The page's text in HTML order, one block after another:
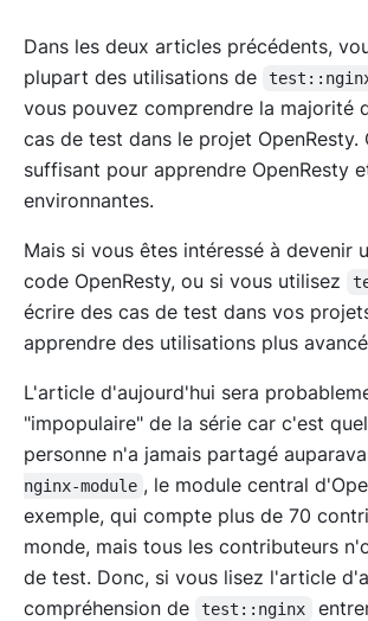
Dans les deux articles précédents,
plupart des utilisations de
vous pouvez comprendre la majorité
cas de test dans le projet OpenResty.
suffisant pour apprendre OpenResty
environnantes.
Mais si vous êtes intéressé à devenir
code OpenResty, ou si vous utilisez
écrire des cas de test dans vos
apprendre des utilisations plus
L'article d'aujourd'hui sera
"impopulaire" de la série car c'est
personne n'a jamais partagé
nginx-module , le module central
exemple, qui compte plus de 70
monde, mais tous les contributeurs
de test. Donc, si vous lisez l'article
compréhension de
test::nginx